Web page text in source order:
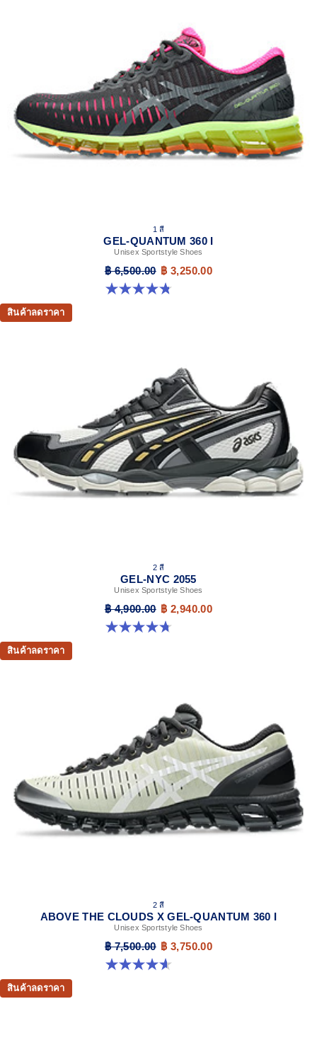
1 สี
GEL-QUANTUM 360 I
Unisex Sportstyle Shoes
฿ 6,500.00 ฿ 3,250.00
4.8 จาก 5 ดาว 57 รีวิว
สินค้าลดราคา
2 สี
GEL-NYC 2055
Unisex Sportstyle Shoes
฿ 4,900.00 ฿ 2,940.00
4.7 จาก 5 ดาว 178 รีวิว
สินค้าลดราคา
2 สี
ABOVE THE CLOUDS X GEL-QUANTUM 360 I
Unisex Sportstyle Shoes
฿ 7,500.00 ฿ 3,750.00
4.6 จาก 5 ดาว 5 รีวิว
สินค้าลดราคา